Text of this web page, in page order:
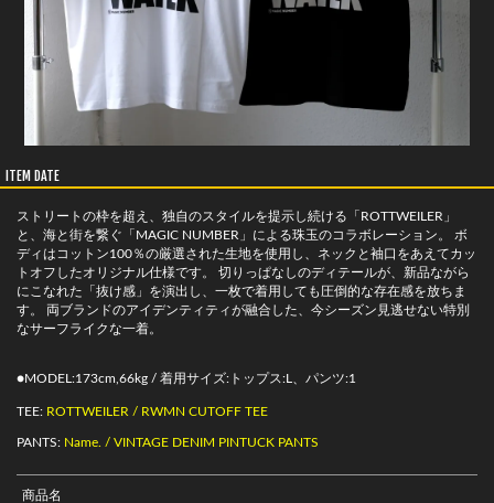
ITEM DATE
ストリートの枠を超え、独自のスタイルを提示し続ける「ROTTWEILER」
と、海と街を繋ぐ「MAGIC NUMBER」による珠玉のコラボレーション。 ボ
ディはコットン100％の厳選された生地を使用し、ネックと袖口をあえてカッ
トオフしたオリジナル仕様です。 切りっぱなしのディテールが、新品ながら
にこなれた「抜け感」を演出し、一枚で着用しても圧倒的な存在感を放ちま
す。 両ブランドのアイデンティティが融合した、今シーズン見逃せない特別
なサーフライクな一着。
●MODEL:173cm,66kg / 着用サイズ:トップス:L、パンツ:1
TEE: ROTTWEILER / RWMN CUTOFF TEE
PANTS: Name. / VINTAGE DENIM PINTUCK PANTS
商品名